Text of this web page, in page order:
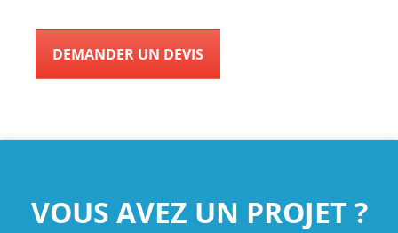
DEMANDER UN DEVIS
VOUS AVEZ UN PROJET ?